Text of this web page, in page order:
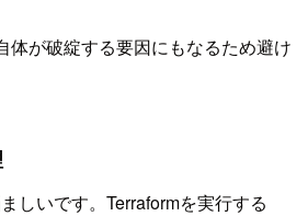
体が破綻する要因にもなるため避け
しいです。Terraformを実行する